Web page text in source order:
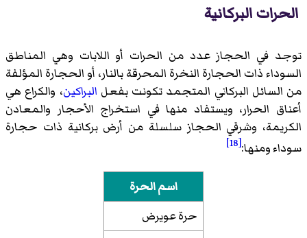
الحرات البركانية
توجد في الحجاز عدد من الحرات أو اللابات وهي المناطق
السوداء ذات الحجارة النخرة المحرقة بالنار، أو الحجارة المؤلفة
من السائل البركاني المتجمد تكونت بفعل البراكين، والكراع هي
أعناق الحرار، ويستفاد منها في استخراج الأحجار والمعادن
الكريمة، وشرقي الحجاز سلسلة من أرض بركانية ذات حجارة
سوداء ومنها:[18]
اسم الحرة
حرة عويرض